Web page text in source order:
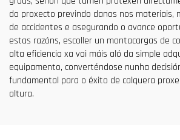
do proxecto previndo danos nos materiais,
de accidentes e asegurando o avance
estas razóns, escoller un montacargas de
alta eficiencia xa vai máis aló da simple
equipamento, converténdose nunha
fundamental para o éxito de calquera
altura.